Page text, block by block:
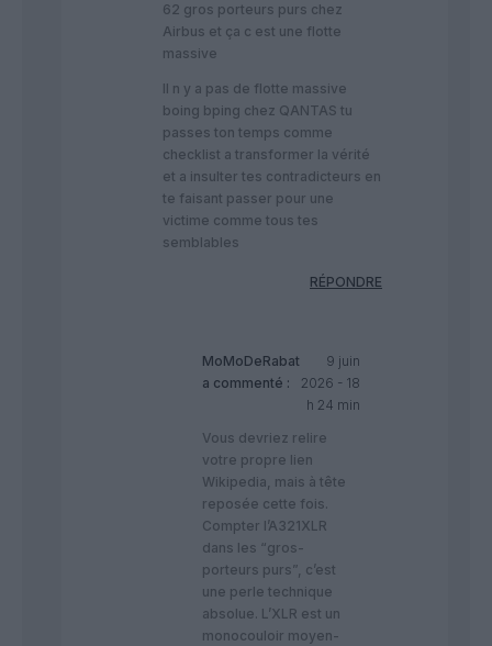
62 gros porteurs purs chez
Airbus et ça c est une flotte
massive
Il n y a pas de flotte massive
boing bping chez QANTAS tu
passes ton temps comme
checklist a transformer la vérité
et a insulter tes contradicteurs en
te faisant passer pour une
victime comme tous tes
semblables
RÉPONDRE
MoMoDeRabat
a commenté :
9 juin
2026 - 18
h 24 min
Vous devriez relire
votre propre lien
Wikipedia, mais à tête
reposée cette fois.
Compter l’A321XLR
dans les “gros-
porteurs purs”, c’est
une perle technique
absolue. L’XLR est un
monocouloir moyen-